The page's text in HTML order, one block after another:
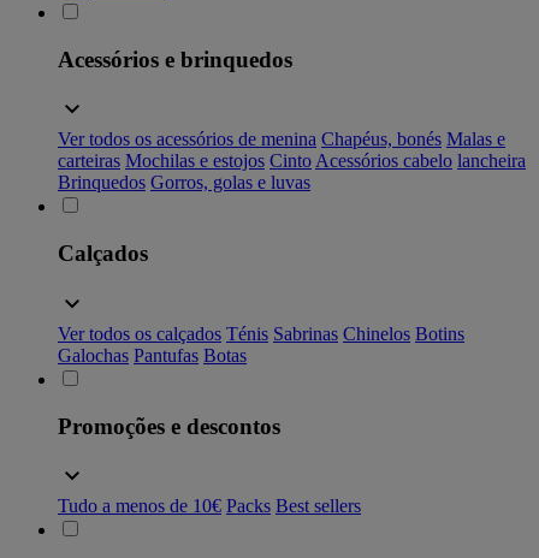
Acessórios e brinquedos
Ver todos os acessórios de menina Chapéus, bonés Malas e
carteiras Mochilas e estojos Cinto Acessórios cabelo lancheira
Brinquedos Gorros, golas e luvas
Calçados
Ver todos os calçados Ténis Sabrinas Chinelos Botins
Galochas Pantufas Botas
Promoções e descontos
Tudo a menos de 10€ Packs Best sellers